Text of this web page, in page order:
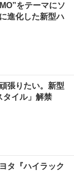
をテーマにソ
進化した新型ハ
張りたい。新型
タイル」解禁
タ『ハイラック